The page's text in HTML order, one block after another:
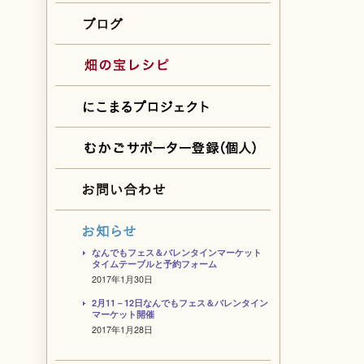
なんでもフェス＆バレンタインマーケット
タイムテーブルと予約フォーム
2017年1月30日
2月11－12日なんでもフェス＆バレンタイン
マーケット開催
2017年1月28日